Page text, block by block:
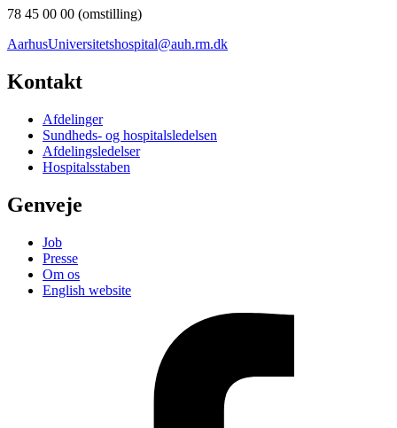
78 45 00 00 (omstilling)
AarhusUniversitetshospital@auh.rm.dk
Kontakt
Afdelinger
Sundheds- og hospitalsledelsen
Afdelingsledelser
Hospitalsstaben
Genveje
Job
Presse
Om os
English website